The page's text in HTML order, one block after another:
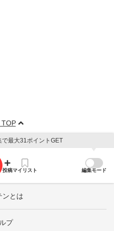
TOP
最大31ポイントGET
投稿マイリスト 編集モード
ンとは
プ